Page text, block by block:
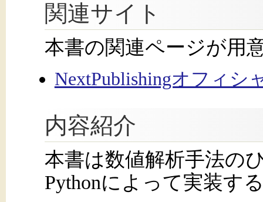
関連サイト
本書の関連ページが用
NextPublishingオフィシ
内容紹介
本書は数値解析手法の
Pythonによって実装す